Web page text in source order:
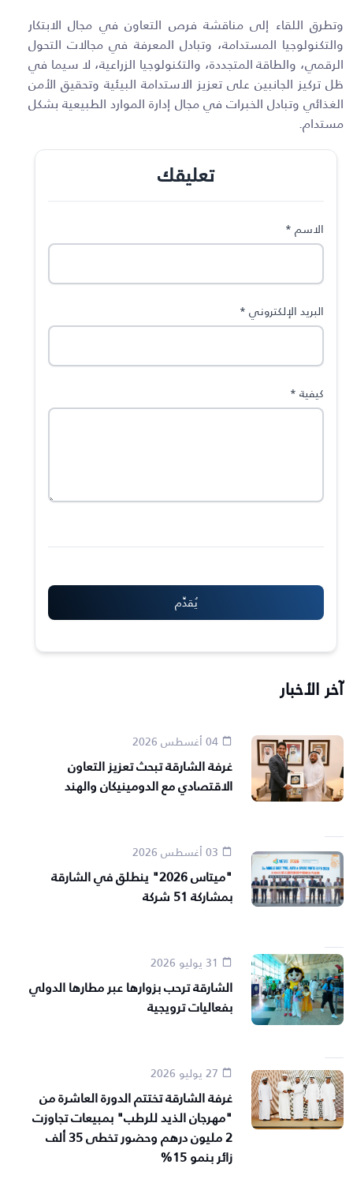
وتطرق اللقاء إلى مناقشة فرص التعاون في مجال الابتكار
والتكنولوجيا المستدامة، وتبادل المعرفة في مجالات التحول
الرقمي، والطاقة المتجددة، والتكنولوجيا الزراعية، لا سيما في
ظل تركيز الجانبين على تعزيز الاستدامة البيئية وتحقيق الأمن
الغذائي وتبادل الخبرات في مجال إدارة الموارد الطبيعية بشكل
مستدام.
تعليقك
الاسم *
البريد الإلكتروني *
كيفية *
آخر الأخبار
04 أغسطس 2026
غرفة الشارقة تبحث تعزيز التعاون
الاقتصادي مع الدومينيكان والهند
"ميتاس 2026" ينطلق في الشارقة
بمشاركة 51 شركة
الشارقة ترحب بزوارها عبر مطارها الدولي
بفعاليات ترويجية
غرفة الشارقة تختتم الدورة العاشرة من
"مهرجان الذيد للرطب" بمبيعات تجاوزت
2 مليون درهم وحضور تخطى 35 ألف
زائر بنمو 15%